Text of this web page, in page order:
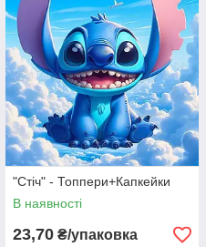
"Стіч" - Топпери+Капкейки
В наявності
23,70 ₴/упаковка